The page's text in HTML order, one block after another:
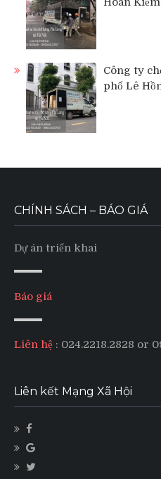
Công ty
phố Lê
CHÍNH SÁCH – BÁO GIÁ
Dự án triển khai
Báo giá
Liên hệ : 024.2218.2828 or
Liên kết Mạng Xã Hội